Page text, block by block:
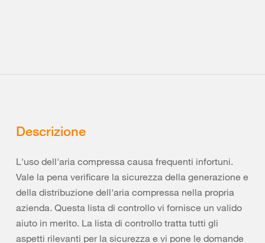
Descrizione
L'uso dell'aria compressa causa frequenti infortuni.
Vale la pena verificare la sicurezza della generazione e
della distribuzione dell'aria compressa nella propria
azienda. Questa lista di controllo vi fornisce un valido
aiuto in merito. La lista di controllo tratta tutti gli
aspetti rilevanti per la sicurezza e vi pone le domande